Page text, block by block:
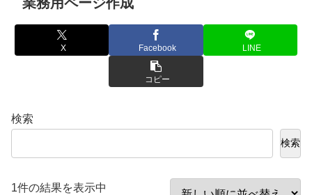
X Facebook LINE
コピー
検索
検索
1件の結果を表示中